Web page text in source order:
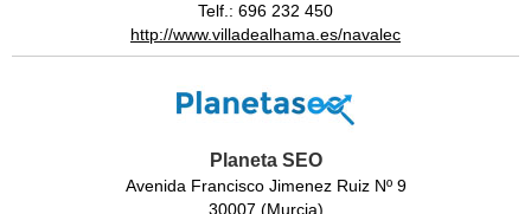
Telf.: 696 232 450
http://www.villadealhama.es/navalec
Planeta SEO
Avenida Francisco Jimenez Ruiz Nº 9
30007 (Murcia)